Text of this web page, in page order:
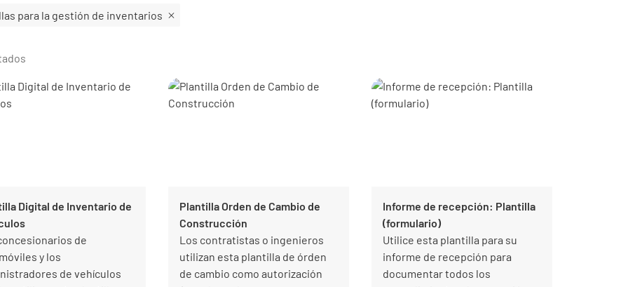
para la gestión de inventarios
Digital de Inventario de
de
y los
de vehículos
Plantilla Orden de Cambio de
Construcción
Los contratistas o ingenieros
utilizan esta plantilla de órden
de cambio como autorización
Informe de recepción: Plantilla
(formulario)
Utilice esta plantilla para su
informe de recepción para
documentar todos los